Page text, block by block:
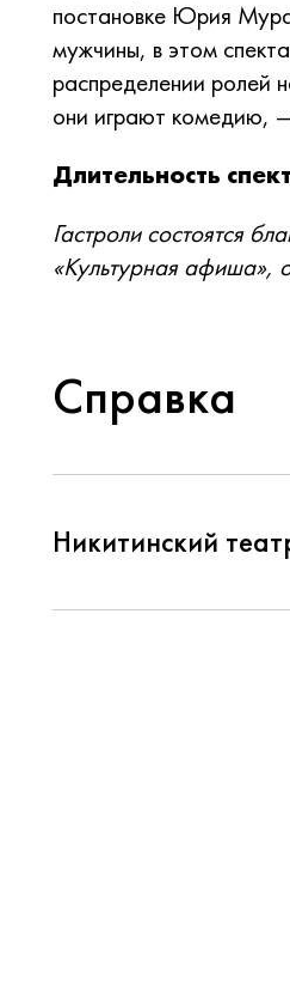
постановке Юрия
мужчины, в этом
распределении ролей
они играют комедию, —
Длительность
Гастроли состоятся
«Культурная афиша»,
Справка
Никитинский